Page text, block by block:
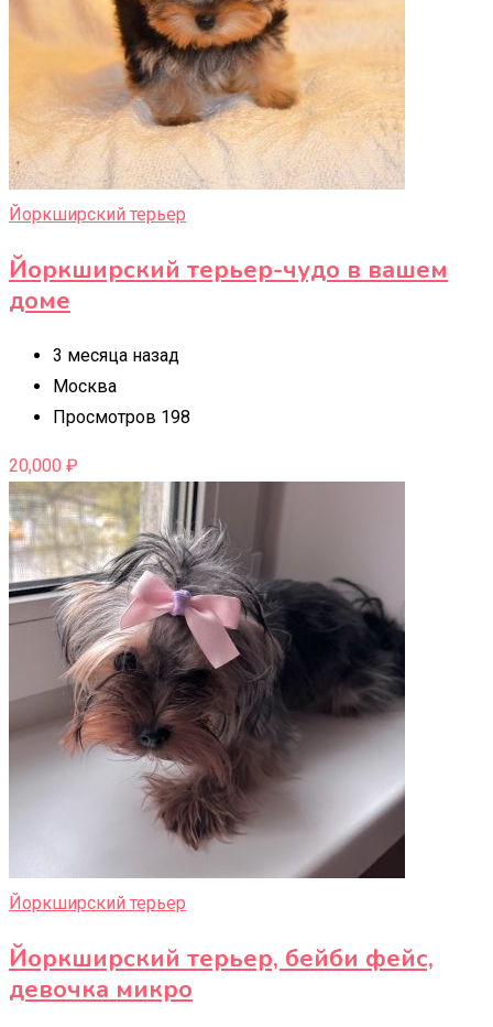
Йоркширский терьер
Йоркширский терьер-чудо в вашем
доме
3 месяца назад
Москва
Просмотров 198
20,000 ₽
Йоркширский терьер
Йоркширский терьер, бейби фейс,
девочка микро